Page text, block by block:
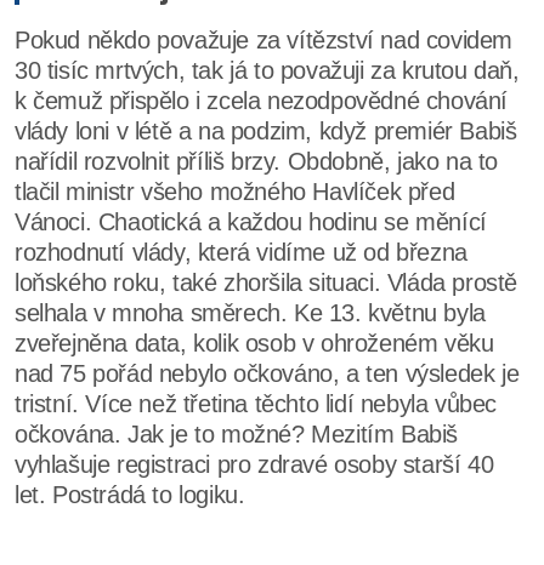
Pokud někdo považuje za vítězství nad covidem
30 tisíc mrtvých, tak já to považuji za krutou daň,
k čemuž přispělo i zcela nezodpovědné chování
vlády loni v létě a na podzim, když premiér Babiš
nařídil rozvolnit příliš brzy. Obdobně, jako na to
tlačil ministr všeho možného Havlíček před
Vánoci. Chaotická a každou hodinu se měnící
rozhodnutí vlády, která vidíme už od března
loňského roku, také zhoršila situaci. Vláda prostě
selhala v mnoha směrech. Ke 13. květnu byla
zveřejněna data, kolik osob v ohroženém věku
nad 75 pořád nebylo očkováno, a ten výsledek je
tristní. Více než třetina těchto lidí nebyla vůbec
očkována. Jak je to možné? Mezitím Babiš
vyhlašuje registraci pro zdravé osoby starší 40
let. Postrádá to logiku.